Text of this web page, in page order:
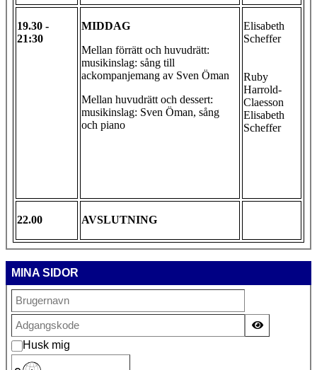
19.30 -
21:30
MIDDAG
Mellan förrätt och huvudrätt:
musikinslag: sång till
ackompanjemang av Sven Öman
Mellan huvudrätt och dessert:
musikinslag: Sven Öman, sång
och piano
Elisabeth
Scheffer
Ruby
Harrold-
Claesson
Elisabeth
Scheffer
22.00 AVSLUTNING
MINA SIDOR
Husk mig